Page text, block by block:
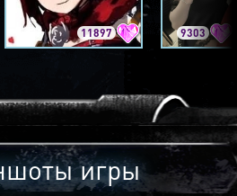
11897 9303
игры